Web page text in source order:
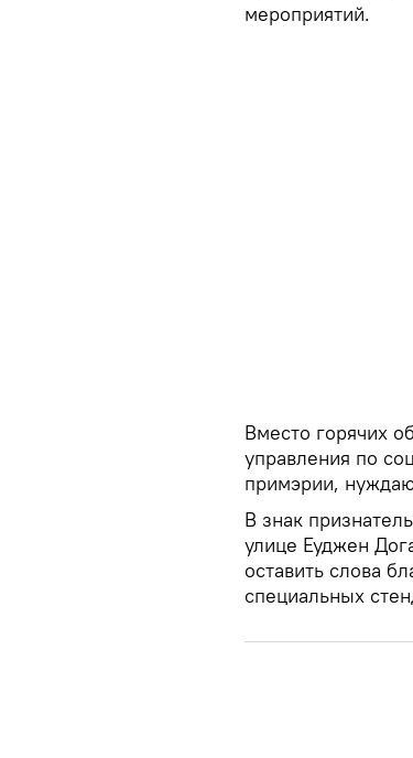
мероприятий.
Вместо горячих
управления по
примэрии,
В знак
улице Еуджен
оставить слова
специальных